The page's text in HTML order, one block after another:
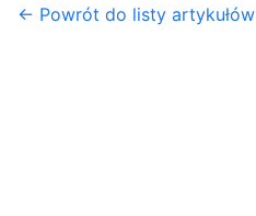
← Powrót do listy artykułów